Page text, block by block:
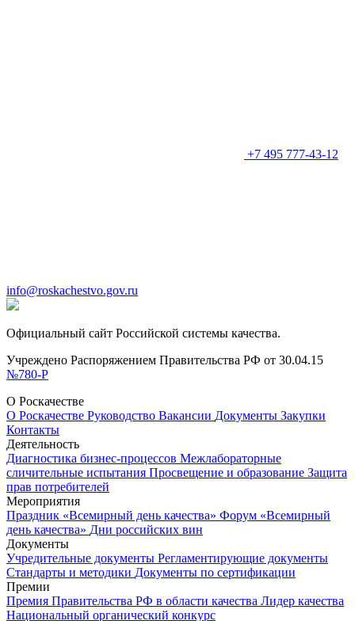
+7 495 777-43-12
info@roskachestvo.gov.ru
Официальный сайт Российской системы качества.
Учреждено Распоряжением Правительства РФ от 30.04.15
№780-Р
О Роскачестве
О Роскачестве Руководство Вакансии Документы Закупки
Контакты
Деятельность
Диагностика бизнес-процессов Межлабораторные
сличительные испытания Просвещение и образование Защита
прав потребителей
Мероприятия
Праздник «Всемирный день качества» Форум «Всемирный
день качества» Дни российских вин
Документы
Учредительные документы Регламентирующие документы
Стандарты и методики Документы по сертификации
Премии
Премия Правительства РФ в области качества Лидер качества
Национальный органический конкурс